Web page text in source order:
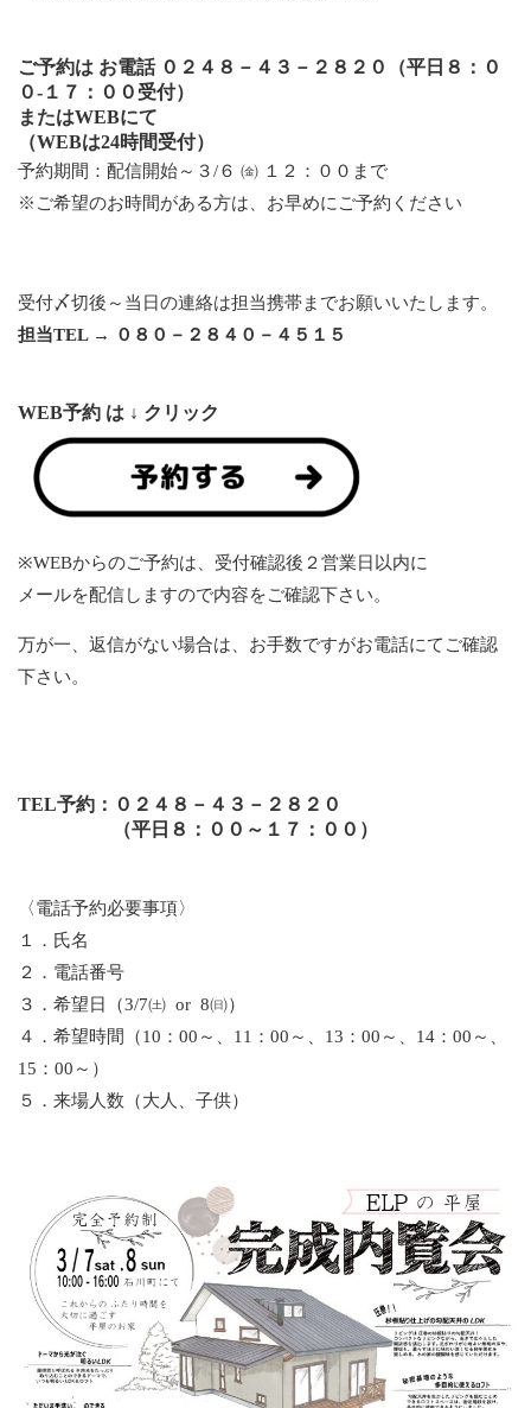
ご予約は お電話 ０２４８－４３－２８２０（平日８：０
０-１７：００受付）
またはWEBにて
（WEBは24時間受付）
予約期間：配信開始～３/６ ㈮ １２：００まで
※ご希望のお時間がある方は、お早めにご予約ください
受付〆切後～当日の連絡は担当携帯までお願いいたします。
担当TEL → ０８０－２８４０－４５１５
WEB予約 は ↓ クリック
※WEBからのご予約は、受付確認後２営業日以内に
メールを配信しますので内容をご確認下さい。
万が一、返信がない場合は、お手数ですがお電話にてご確認
下さい。
TEL予約：０２４８－４３－２８２０
（平日８：００～１７：００）
〈電話予約必要事項〉
１．氏名
２．電話番号
３．希望日（3/7㈯ or 8㈰）
４．希望時間（10：00～、11：00～、13：00～、14：00～、
15：00～）
５．来場人数（大人、子供）